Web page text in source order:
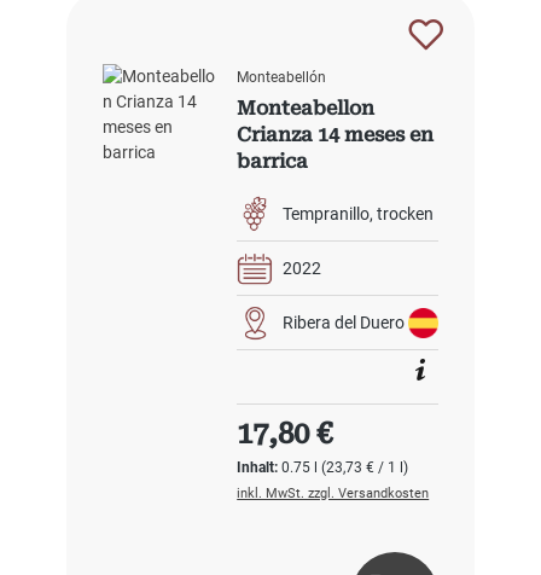
Monteabellón
Monteabellon
Crianza 14 meses en
barrica
Tempranillo trocken
2022
Ribera del Duero
Inhalt:0.75 l(23,73 € / 1 l)
Regulärer Preis:
17,80 €
inkl. MwSt. zzgl. Versandkosten